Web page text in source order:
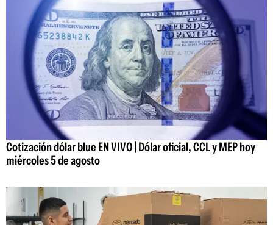
Cotización dólar blue EN VIVO | Dólar oficial, CCL y MEP hoy
miércoles 5 de agosto